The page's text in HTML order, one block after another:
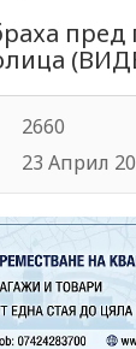
пред
2660
23 Април